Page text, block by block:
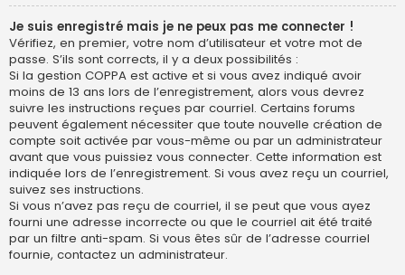
Je suis enregistré mais je ne peux pas me connecter !
Vérifiez, en premier, votre nom d’utilisateur et votre mot de
passe. S’ils sont corrects, il y a deux possibilités :
Si la gestion COPPA est active et si vous avez indiqué avoir
moins de 13 ans lors de l’enregistrement, alors vous devrez
suivre les instructions reçues par courriel. Certains forums
peuvent également nécessiter que toute nouvelle création de
compte soit activée par vous-même ou par un administrateur
avant que vous puissiez vous connecter. Cette information est
indiquée lors de l’enregistrement. Si vous avez reçu un courriel,
suivez ses instructions.
Si vous n’avez pas reçu de courriel, il se peut que vous ayez
fourni une adresse incorrecte ou que le courriel ait été traité
par un filtre anti-spam. Si vous êtes sûr de l’adresse courriel
fournie, contactez un administrateur.